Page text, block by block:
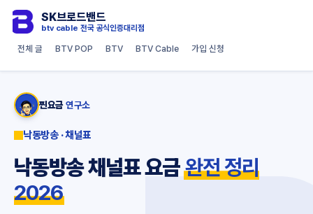
SK브로드밴드
btv cable 전국 공식인증대리점
전체 글 BTV POP BTV BTV Cable 가입 신청
찐요금연구소
낙동방송 · 채널표
낙동방송 채널표 요금완전 정리
2026